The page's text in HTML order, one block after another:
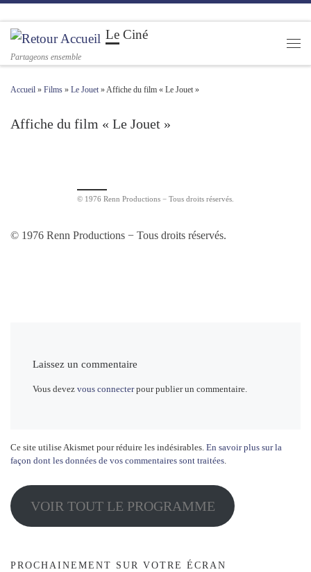
Passer au contenu
Le Ciné
Partageons ensemble
Accueil » Films » Le Jouet » Affiche du film « Le Jouet »
Affiche du film « Le Jouet »
© 1976 Renn Productions − Tous droits réservés.
© 1976 Renn Productions − Tous droits réservés.
Laissez un commentaire
Vous devezvous connecterpour publier un commentaire.
Ce site utilise Akismet pour réduire les indésirables. En savoir plus sur la
façon dont les données de vos commentaires sont traitées
VOIR TOUT LE PROGRAMME
PROCHAINEMENT SUR VOTRE ÉCRAN